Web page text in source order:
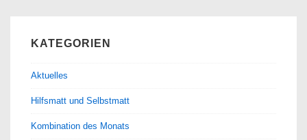
KATEGORIEN
Aktuelles
Hilfsmatt und Selbstmatt
Kombination des Monats